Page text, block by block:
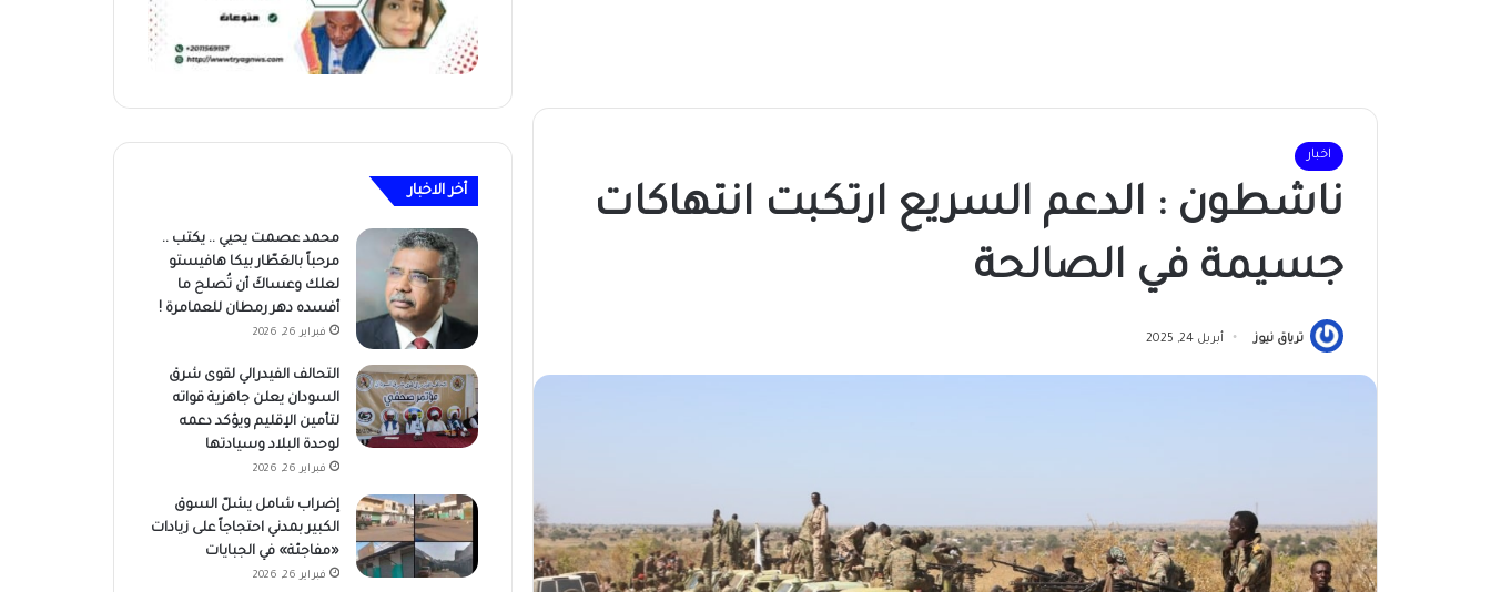
اخبار
ناشطون : الدعم السريع ارتكبت انتهاكات
جسيمة في الصالحة
ترياق نيوز أبريل 24, 2025
أخر الاخبار
محمد عصمت يحيي .. يكتب ..
مرحباً بالعَطّار بيكا هافيستو
لعلك وعساكَ أن تُصلح ما
أفسده دهر رمطان للعمامرة !
فبراير 26, 2026
التحالف الفيدرالي لقوى شرق
السودان يعلن جاهزية قواته
لتأمين الإقليم ويؤكد دعمه
لوحدة البلاد وسيادتها
فبراير 26, 2026
إضراب شامل يشلّ السوق
الكبير بمدني احتجاجاً على زيادات
«مفاجئة» في الجبايات
فبراير 26, 2026